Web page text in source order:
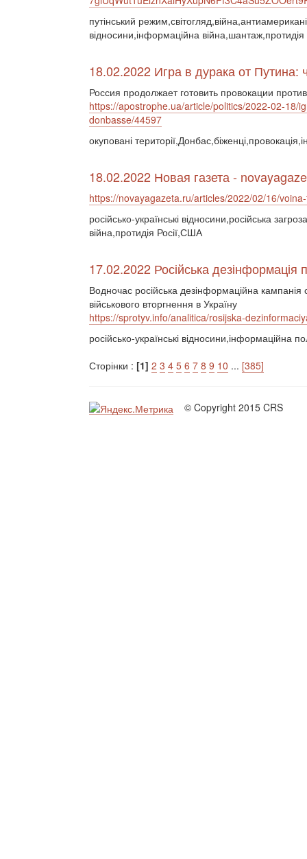
путінський
відносини,інформаційна
18.02.2022 Игра в дурака от Путина:
Россия продолжает готовить провокации
https://apostrophe.ua/article/politics/2022-02-18/
donbasse/44597
окуповані
18.02.2022 Новая газета -
https://novayagazeta.ru/articles/2022/02/16/
російсько-українські відносини,російська
війна,протидія Росії,США
17.02.2022 Російська дезінформація
Водночас російська дезінформаційна
військового вторгнення в Україну
https://sprotyv.info/analitica/rosijska-
російсько-українські відносини,інформаційна
Сторінки : [1] 2 3 4 5 6 7 8 9 10 ... [385]
© Copyright 2015 CRS